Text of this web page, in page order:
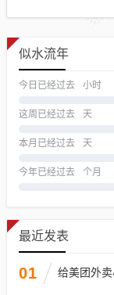
似水流年
今日已经过去 小时
这周已经过去 天
本月已经过去 天
今年已经过去 个月
最近发表
01 给美团外